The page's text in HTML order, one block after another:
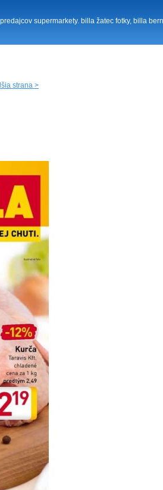
supermarkety. billa žatec fotky, billa
strana >